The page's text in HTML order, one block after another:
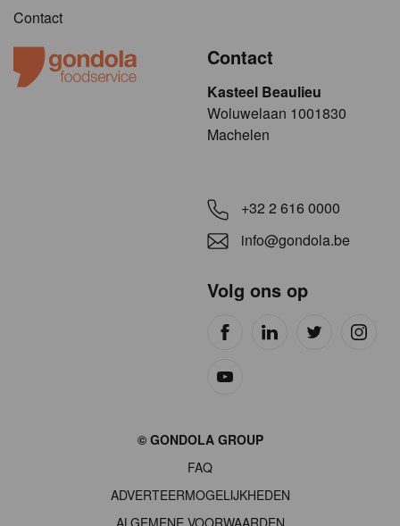
Contact
Contact
Kasteel Beaulieu
​​​Woluwelaan 1001830
Machelen
+32 2 616 0000
info@gondola.be
Volg ons op
© GONDOLA GROUP
FAQ
ADVERTEERMOGELIJKHEDEN